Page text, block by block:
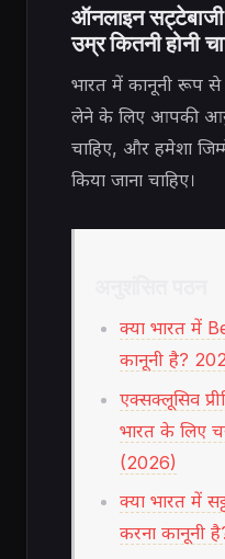
ऑनलाइन
उम्र कितनी होनी
भारत में कानूनी रूप से
लेने के लिए आपकी
चाहिए, और हमेशा
किया जाना चाहिए।
क्या भारत में
कानूनी है?
एक्सक्लूसिव
भारत के लिए
(2026)
क्या भारत में
करना कानूनी